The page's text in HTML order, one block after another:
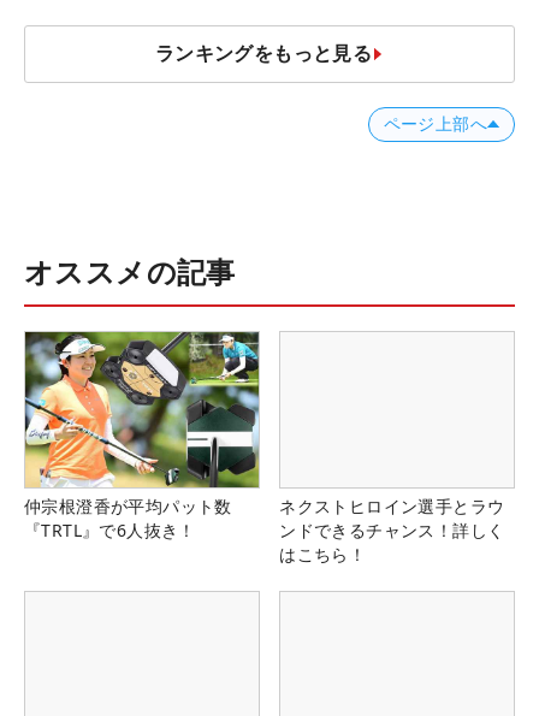
ランキングをもっと見る
ページ上部へ
オススメの記事
仲宗根澄香が平均パット数
『TRTL』で6人抜き！
ネクストヒロイン選手とラウ
ンドできるチャンス！詳しく
はこちら！